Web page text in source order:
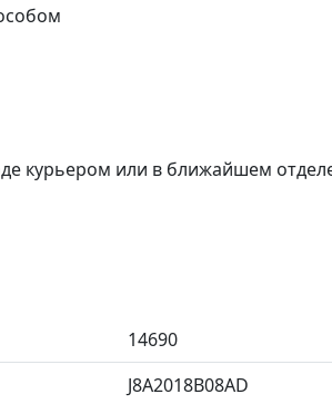
курьером или в ближайшем
14690
J8A2018B08AD